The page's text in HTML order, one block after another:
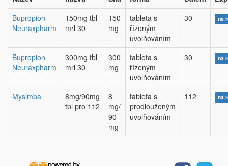
Bupropion
Neuraxpharm
150mg tbl
mrl 30
150
mg
tableta s
řízeným
uvolňováním
30 na
Bupropion
Neuraxpharm
300mg tbl
mrl 30
300
mg
tableta s
řízeným
uvolňováním
30 na
Mysimba
8mg/90mg
tbl pro 112
8
mg/
90
mg
tableta s
prodlouženým
uvolňováním
112 na